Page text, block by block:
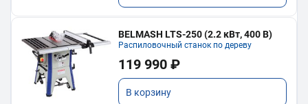
BELMASH LTS-250 (2.2 кВт, 400 В)
Распиловочный станок по дереву
119 990 ₽
В корзину